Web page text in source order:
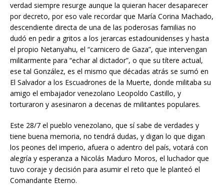
verdad siempre resurge aunque la quieran hacer desaparecer
por decreto, por eso vale recordar que María Corina Machado,
descendiente directa de una de las poderosas familias no
dudó en pedir a gritos a los jerarcas estadounidenses y hasta
el propio Netanyahu, el “carnicero de Gaza”, que intervengan
militarmente para “echar al dictador”, o que su títere actual,
ese tal González, es el mismo que décadas atrás se sumó en
El Salvador a los Escuadrones de la Muerte, donde militaba su
amigo el embajador venezolano Leopoldo Castillo, y
torturaron y asesinaron a decenas de militantes populares.
Este 28/7 el pueblo venezolano, que sí sabe de verdades y
tiene buena memoria, no tendrá dudas, y digan lo que digan
los peones del imperio, afuera o adentro del país, votará con
alegría y esperanza a Nicolás Maduro Moros, el luchador que
tuvo coraje y decisión para asumir el reto que le planteó el
Comandante Eterno.